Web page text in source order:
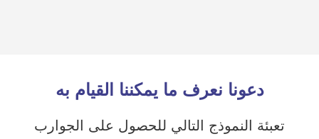
دعونا نعرف ما يمكننا القيام به
تعبئة النموذج التالي للحصول على الجوارب